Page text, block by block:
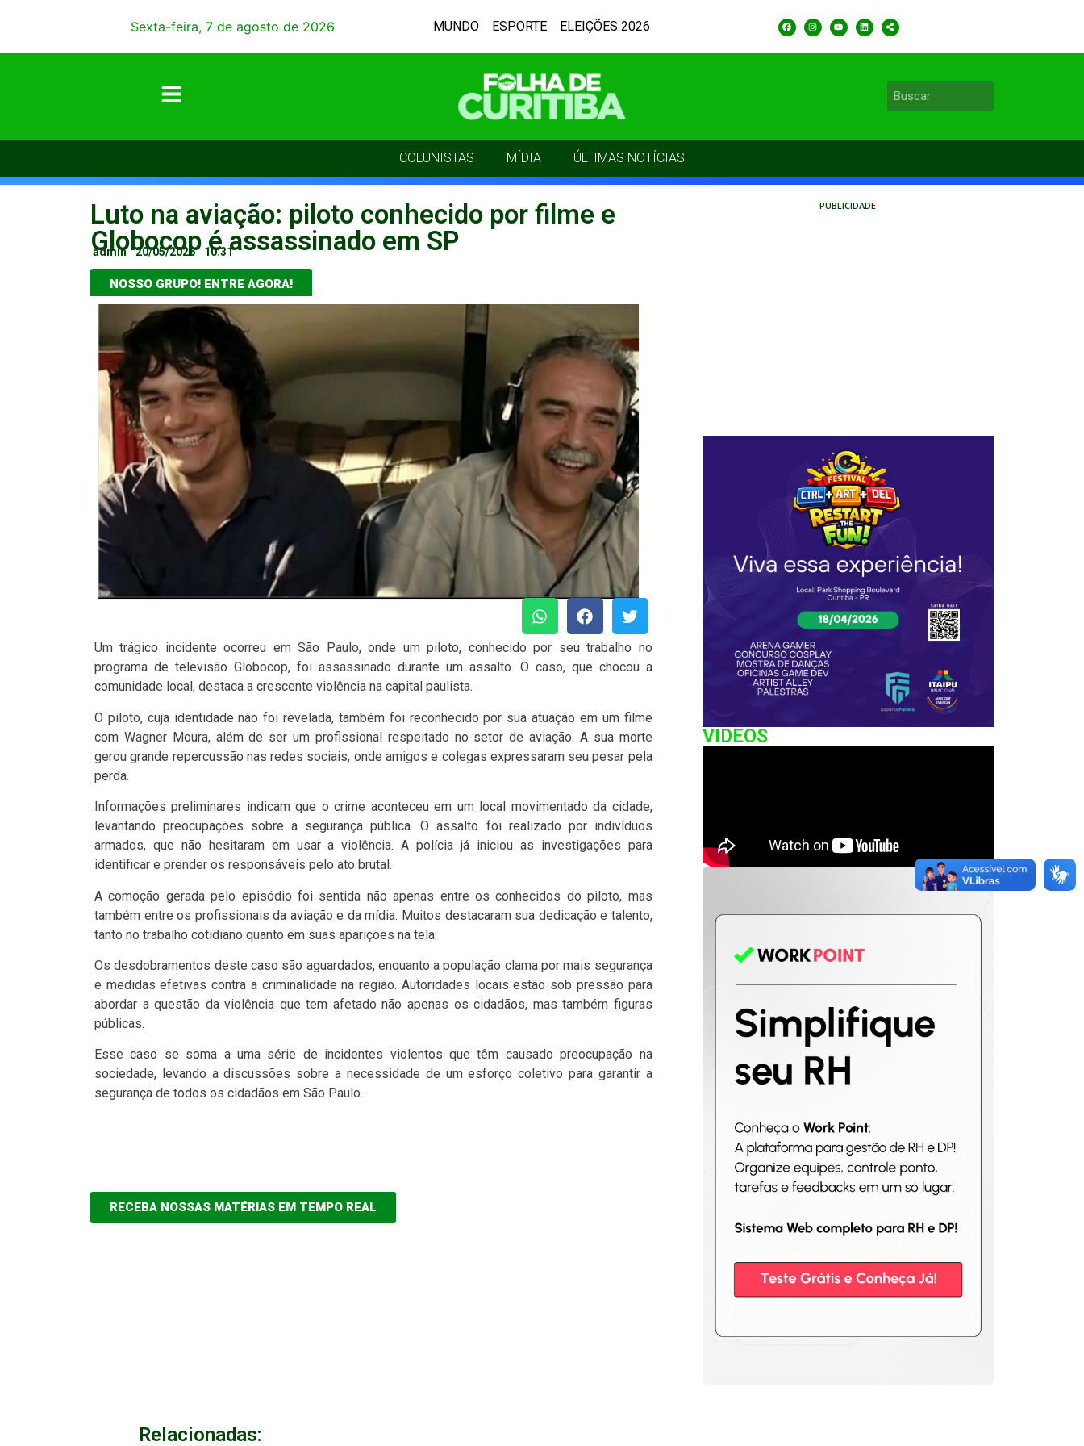
Sexta-feira, 7 de agosto de 2026 MUNDO ESPORTE ELEIÇÕES 2026
COLUNISTAS MÍDIA ÚLTIMAS NOTÍCIAS
Luto na aviação: piloto conhecido por filme e
Globocop é assassinado em SP
admin 20/05/2026 10:31
NOSSO GRUPO! ENTRE AGORA!
Um trágico incidente ocorreu em São Paulo, onde um piloto, conhecido por seu trabalho no
programa de televisão Globocop, foi assassinado durante um assalto. O caso, que chocou a
comunidade local, destaca a crescente violência na capital paulista.
O piloto, cuja identidade não foi revelada, também foi reconhecido por sua atuação em um filme
com Wagner Moura, além de ser um profissional respeitado no setor de aviação. A sua morte
gerou grande repercussão nas redes sociais, onde amigos e colegas expressaram seu pesar pela
perda.
Informações preliminares indicam que o crime aconteceu em um local movimentado da cidade,
levantando preocupações sobre a segurança pública. O assalto foi realizado por indivíduos
armados, que não hesitaram em usar a violência. A polícia já iniciou as investigações para
identificar e prender os responsáveis pelo ato brutal.
A comoção gerada pelo episódio foi sentida não apenas entre os conhecidos do piloto, mas
também entre os profissionais da aviação e da mídia. Muitos destacaram sua dedicação e talento,
tanto no trabalho cotidiano quanto em suas aparições na tela.
Os desdobramentos deste caso são aguardados, enquanto a população clama por mais segurança
e medidas efetivas contra a criminalidade na região. Autoridades locais estão sob pressão para
abordar a questão da violência que tem afetado não apenas os cidadãos, mas também figuras
públicas.
Esse caso se soma a uma série de incidentes violentos que têm causado preocupação na
sociedade, levando a discussões sobre a necessidade de um esforço coletivo para garantir a
segurança de todos os cidadãos em São Paulo.
RECEBA NOSSAS MATÉRIAS EM TEMPO REAL
PUBLICIDADE
VIDEOS
Relacionadas: